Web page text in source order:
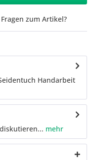
Fragen zum Artikel?
Handarbeit
mehr